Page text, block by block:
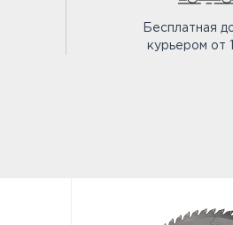
Бесплатная
курьером от